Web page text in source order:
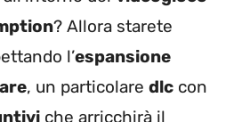
? Allora starete
l’espansione
, un particolare dlc con
che arricchirà il